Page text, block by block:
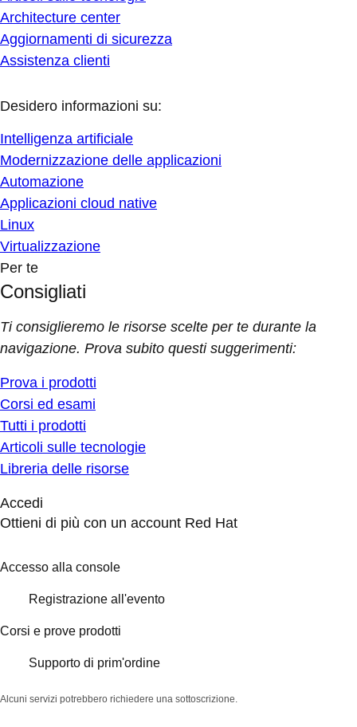
Architecture center
Aggiornamenti di sicurezza
Assistenza clienti
Desidero informazioni su:
Intelligenza artificiale
Modernizzazione delle applicazioni
Automazione
Applicazioni cloud native
Linux
Virtualizzazione
Per te
Consigliati
Ti consiglieremo le risorse scelte per te durante la
navigazione. Prova subito questi suggerimenti:
Prova i prodotti
Corsi ed esami
Tutti i prodotti
Articoli sulle tecnologie
Libreria delle risorse
Accedi
Ottieni di più con un account Red Hat
Accesso alla console
Registrazione all'evento
Corsi e prove prodotti
Supporto di prim'ordine
Alcuni servizi potrebbero richiedere una sottoscrizione.